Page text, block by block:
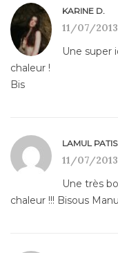
KARINE D.
11/07/
Une super
chaleur !
Bis
LAMUL
11/07/
Une très
chaleur !!! Bisous